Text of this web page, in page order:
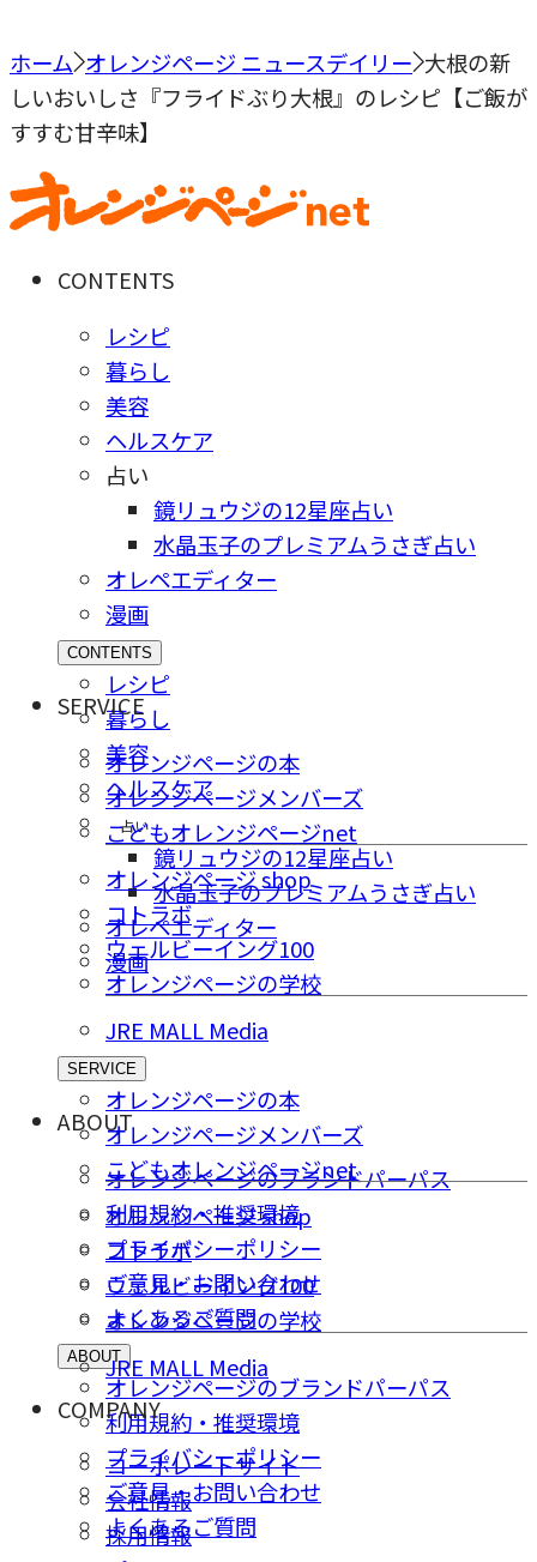
ホーム オレンジページ ニュースデイリー 大根の新
しいおいしさ『フライドぶり大根』のレシピ【ご飯が
すすむ甘辛味】
CONTENTS
レシピ
暮らし
美容
ヘルスケア
占い
鏡リュウジの12星座占い
水晶玉子のプレミアムうさぎ占い
オレペエディター
漫画
CONTENTS
レシピ
暮らし
美容
ヘルスケア
占い
鏡リュウジの12星座占い
水晶玉子のプレミアムうさぎ占い
オレペエディター
漫画
SERVICE
オレンジページの本
オレンジページメンバーズ
こどもオレンジページnet
オレンジページ shop
コトラボ
ウェルビーイング100
オレンジページの学校
JRE MALL Media
SERVICE
オレンジページの本
オレンジページメンバーズ
こどもオレンジページnet
オレンジページ shop
コトラボ
ウェルビーイング100
オレンジページの学校
JRE MALL Media
ABOUT
オレンジページのブランドパーパス
利用規約・推奨環境
プライバシーポリシー
ご意⾒・お問い合わせ
よくあるご質問
ABOUT
オレンジページのブランドパーパス
利用規約・推奨環境
プライバシーポリシー
ご意⾒・お問い合わせ
よくあるご質問
COMPANY
コーポレートサイト
会社情報
採⽤情報